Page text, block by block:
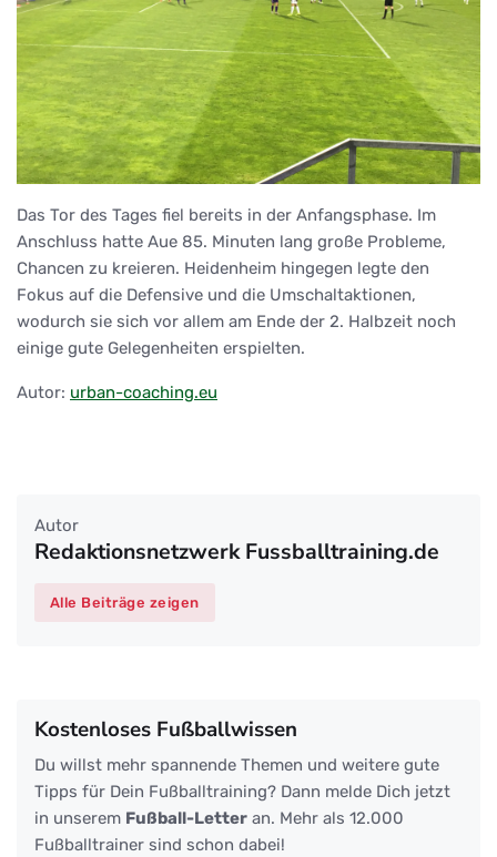
Das Tor des Tages fiel bereits in der Anfangsphase. Im
Anschluss hatte Aue 85. Minuten lang große Probleme,
Chancen zu kreieren. Heidenheim hingegen legte den
Fokus auf die Defensive und die Umschaltaktionen,
wodurch sie sich vor allem am Ende der 2. Halbzeit noch
einige gute Gelegenheiten erspielten.
Autor: urban-coaching.eu
Autor
Redaktionsnetzwerk Fussballtraining.de
Alle Beiträge zeigen
Kostenloses Fußballwissen
Du willst mehr spannende Themen und weitere gute
Tipps für Dein Fußballtraining? Dann melde Dich jetzt
in unserem Fußball-Letter an. Mehr als 12.000
Fußballtrainer sind schon dabei!